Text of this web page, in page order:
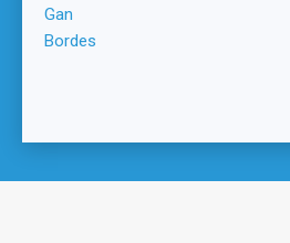
Gan
Bordes